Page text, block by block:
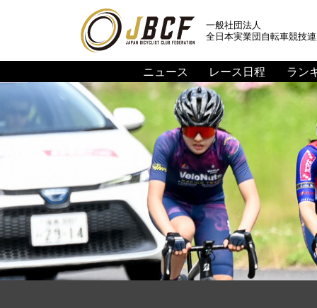
一般社団法人
全日本実業団自転車競技
ニュース レース日程 ラン